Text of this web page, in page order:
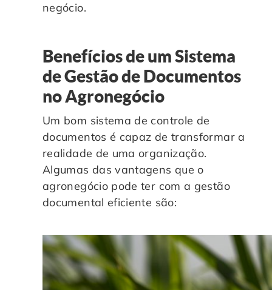
negócio.
Benefícios de um Sistema
de Gestão de Documentos
no Agronegócio
Um bom sistema de controle de
documentos é capaz de transformar a
realidade de uma organização.
Algumas das vantagens que o
agronegócio pode ter com a gestão
documental eficiente são: